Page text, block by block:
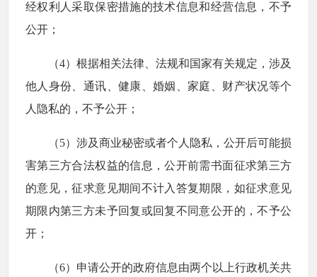
经权利人采取保密措施的技术信息和经营信息，不予
公开；
（4）根据相关法律、法规和国家有关规定，涉及
他人身份、通讯、健康、婚姻、家庭、财产状况等个
人隐私的，不予公开；
（5）涉及商业秘密或者个人隐私，公开后可能损
害第三方合法权益的信息，公开前需书面征求第三方
的意见，征求意见期间不计入答复期限，如征求意见
期限内第三方未予回复或回复不同意公开的，不予公
开；
（6）申请公开的政府信息由两个以上行政机关共